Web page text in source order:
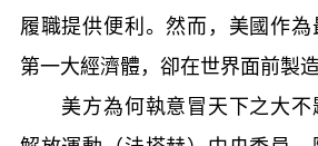
履職提供便利。然而，美國作
第一大經濟體，卻在世界面前製
美方為何執意冒天下之大不